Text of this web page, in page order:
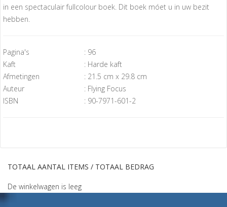
in een spectaculair fullcolour boek. Dit boek móet u in uw bezit
hebben.
Pagina's
: 96
Kaft
: Harde kaft
Afmetingen
: 21.5 cm x 29.8 cm
Auteur
: Flying Focus
ISBN
: 90-7971-601-2
TOTAAL AANTAL ITEMS / TOTAAL BEDRAG
De winkelwagen is leeg